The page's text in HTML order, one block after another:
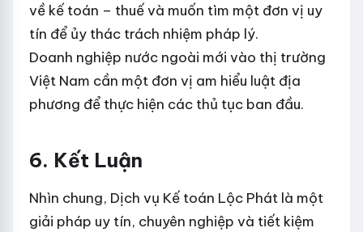
về kế toán – thuế và muốn tìm một đơn vị uy
tín để ủy thác trách nhiệm pháp lý.
Doanh nghiệp nước ngoài mới vào thị trường
Việt Nam cần một đơn vị am hiểu luật địa
phương để thực hiện các thủ tục ban đầu.
6. Kết Luận
Nhìn chung, Dịch vụ Kế toán Lộc Phát là một
giải pháp uy tín, chuyên nghiệp và tiết kiệm